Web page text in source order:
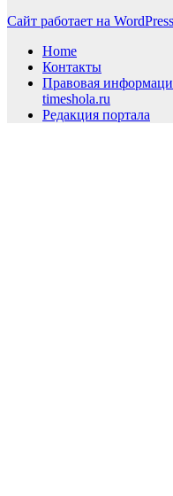
Сайт работает на WordPress
Home
Контакты
Правовая
timeshola.ru
Редакция портала